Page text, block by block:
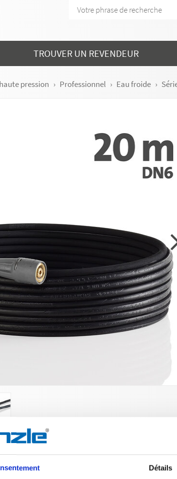
Détails
TROUVER UN REVENDEUR
pression Professionnel Eau froide